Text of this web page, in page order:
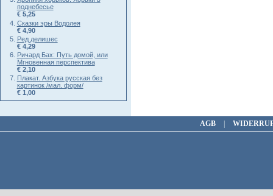
поднебесье
€ 5,25
Сказки эры Водолея
€ 4,90
Ред делишес
€ 4,29
Ричард Бах: Путь домой, или
Мгновенная перспектива
€ 2,10
Плакат. Азбука русская без
картинок /мал. форм/
€ 1,00
AGB